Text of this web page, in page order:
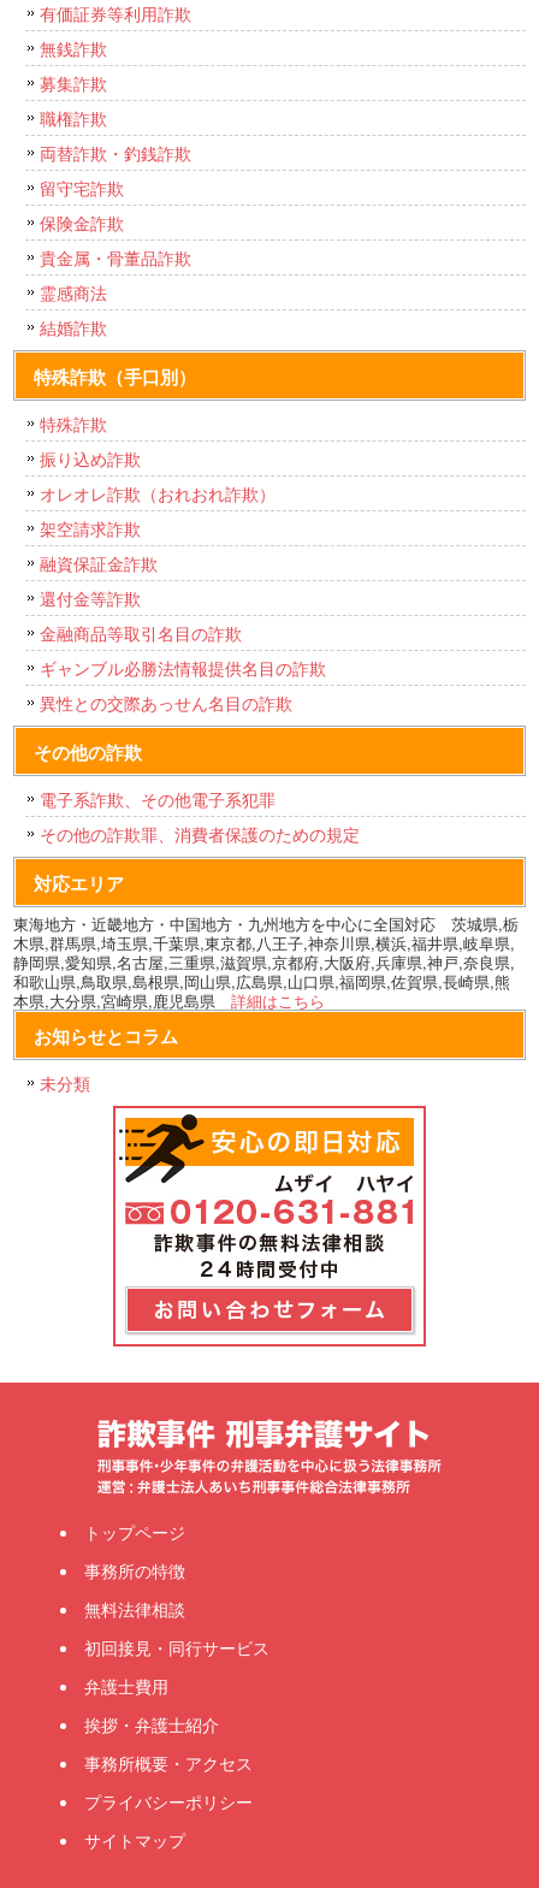
有価証券等利用詐欺
無銭詐欺
募集詐欺
職権詐欺
両替詐欺・釣銭詐欺
留守宅詐欺
保険金詐欺
貴金属・骨董品詐欺
霊感商法
結婚詐欺
特殊詐欺（手口別）
特殊詐欺
振り込め詐欺
オレオレ詐欺（おれおれ詐欺）
架空請求詐欺
融資保証金詐欺
還付金等詐欺
金融商品等取引名目の詐欺
ギャンブル必勝法情報提供名目の詐欺
異性との交際あっせん名目の詐欺
その他の詐欺
電子系詐欺、その他電子系犯罪
その他の詐欺罪、消費者保護のための規定
対応エリア
東海地方・近畿地方・中国地方・九州地方を中心に全国対応 茨城県,栃
木県,群馬県,埼玉県,千葉県,東京都,八王子,神奈川県,横浜,福井県,岐阜県,
静岡県,愛知県,名古屋,三重県,滋賀県,京都府,大阪府,兵庫県,神戸,奈良県,
和歌山県,鳥取県,島根県,岡山県,広島県,山口県,福岡県,佐賀県,長崎県,熊
本県,大分県,宮崎県,鹿児島県詳細はこちら
お知らせとコラム
未分類
トップページ
事務所の特徴
無料法律相談
初回接見・同行サービス
弁護士費用
挨拶・弁護士紹介
事務所概要・アクセス
プライバシーポリシー
サイトマップ